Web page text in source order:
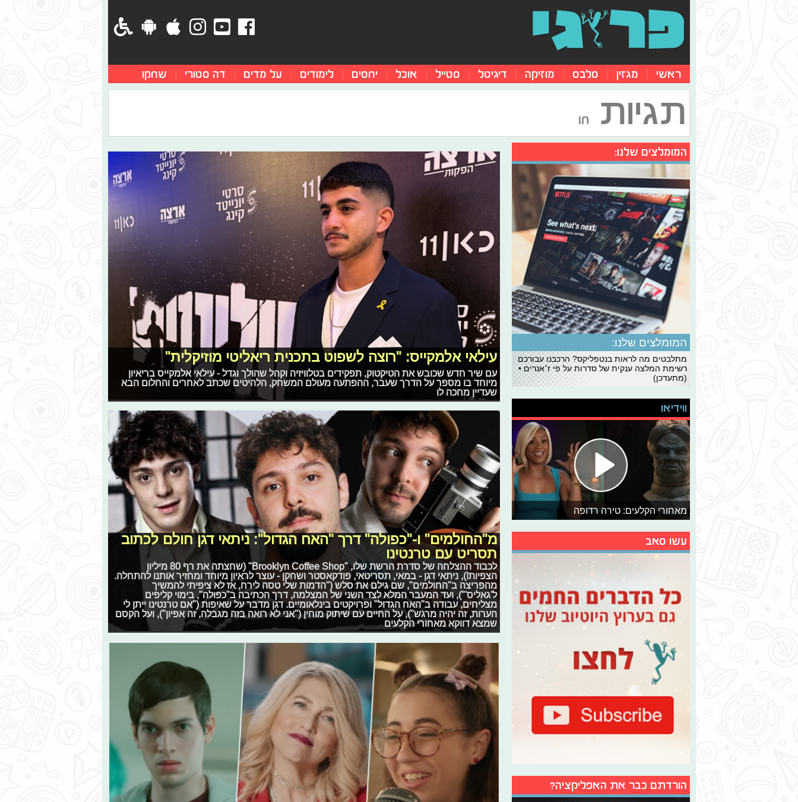
ראשי מגזין סלבס מוזיקה דיגיטל סטייל אוכל יחסים לימודים על מדים דה סטורי שחקו
תגיות חו
עילאי אלמקייס: "רוצה לשפוט בתכנית ריאליטי מוזיקלית"
עם שיר חדש שכובש את הטיקטוק, תפקידים בטלוויזיה וקהל שהולך וגדל - עילאי אלמקייס בריאיון
מיוחד בו מספר על הדרך שעבר, ההפתעה מעולם המשחק, הלהיטים שכתב לאחרים והחלום הבא
שעדיין מחכה לו
מ"החולמים" ו-"כפולה" דרך "האח הגדול": ניתאי דגן חולם לכתוב
תסריט עם טרנטינו
לכבוד ההצלחה של סדרת הרשת שלו, "Brooklyn Coffee Shop" (שחצתה את רף 80 מיליון
הצפיות!), ניתאי דגן - במאי, תסריטאי, פודקאסטר ושחקן - עוצר לראיון מיוחד ומחזיר אותנו להתחלה.
מהפריצה ב"החולמים", שם גילם את סלש ("הדמות שלי טסה לירח, אז לא ציפיתי להמשיך
ל'גאליס'"), ועד המעבר המלא לצד השני של המצלמה, דרך הכתיבה ב"כפולה", בימוי קליפים
מצליחים, עבודה ב"האח הגדול" ופרויקטים בינלאומיים. דגן מדבר על שאיפות ("אם טרנטינו ייתן לי
הערות, זה יהיה מרגש"), על החיים עם שיתוק מוחין ("אני לא רואה בזה מגבלה, זה אפיון"), ועל הקסם
שמצא דווקא מאחורי הקלעים
המומלצים שלנו:
המומלצים שלנו:
מתלבטים מה לראות בנטפליקס? הרכבנו עבורכם
רשימת המלצה ענקית של סדרות על פי ז׳אנרים •
(מתעדכן)
ווידיאו
מאחורי הקלעים: טירה רדופה
עשו סאב
הורדתם כבר את האפליקציה?